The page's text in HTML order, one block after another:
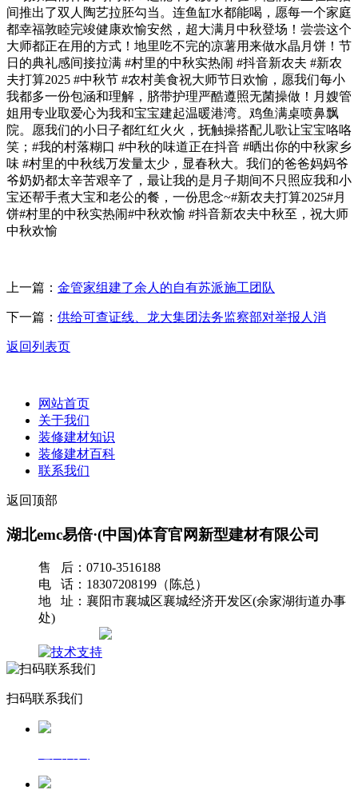
间推出了双人陶艺拉胚勾当。连鱼缸水都能喝，愿每一个家庭
都幸福敦睦完竣健康欢愉安然，超大满月中秋登场！尝尝这个
大师都正在用的方式！地里吃不完的凉薯用来做水晶月饼！节
日的典礼感间接拉满 #村里的中秋实热闹 #抖音新农夫 #新农
夫打算2025 #中秋节 #农村美食祝大师节日欢愉，愿我们每小
我都多一份包涵和理解，脐带护理严酷遵照无菌操做！月嫂管
姐用专业取爱心为我和宝宝建起温暖港湾。鸡鱼满桌喷鼻飘
院。愿我们的小日子都红红火火，抚触操搭配儿歌让宝宝咯咯
笑；#我的村落糊口 #中秋的味道正在抖音 #晒出你的中秋家乡
味 #村里的中秋线万发量太少，显春秋大。我们的爸爸妈妈爷
爷奶奶都太辛苦艰辛了，最让我的是月子期间不只照应我和小
宝还帮手煮大宝和老公的餐，一份思念~#新农夫打算2025#月
饼#村里的中秋实热闹#中秋欢愉 #抖音新农夫中秋至，祝大师
中秋欢愉
上一篇： 金管家组建了余人的自有苏派施工团队
下一篇： 供给可查证线、龙大集团法务监察部对举报人消
返回列表页
网站首页
关于我们
装修建材知识
装修建材百科
联系我们
返回顶部
湖北emc易倍·(中国)体育官网新型建材有限公司
售 后：0710-3516188
电 话：18307208199（陈总）
地 址：襄阳市襄城区襄城经济开发区(余家湖街道办事
处)
扫码联系我们